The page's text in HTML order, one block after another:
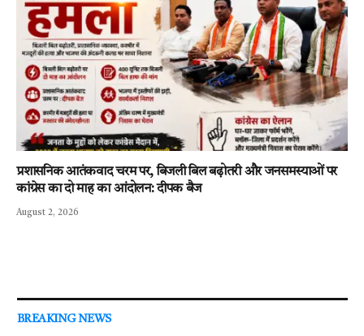
प्रशासनिक आतंकवाद चरम पर, बिजली बिल बढ़ोतरी और जनसमस्याओं पर
कांग्रेस का दो माह का आंदोलन: दीपक बैज
August 2, 2026
BREAKING NEWS